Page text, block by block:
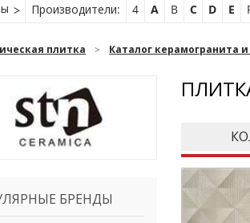
Производители: 4 A B C D E
плитка Каталог керамогранита
БРЕНДЫ